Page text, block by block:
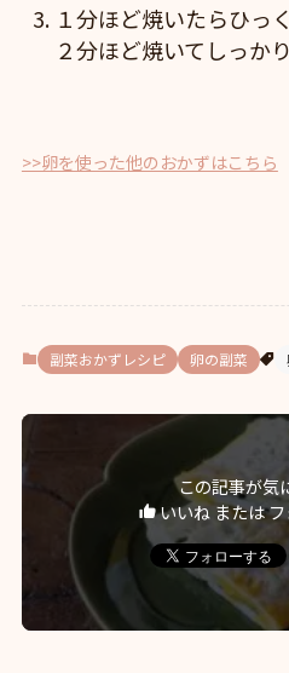
１分ほど焼いたらひっ
２分ほど焼いてしっか
>>卵を使った他のおかずはこちら
副菜おかずレシピ 卵の副菜
この記事が気
いいね または フ